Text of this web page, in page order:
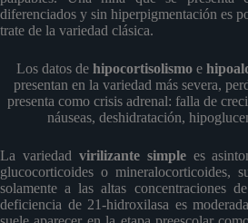
diferenciados y sin hiperpigmentación es
trate de la variedad clásica.
Los datos dehipocortisolismo e
presentan en la variedad más severa,
presenta como crisis adrenal: falla de
náuseas, deshidratación,
La variedad virilizante simplees
glucocorticoides o mineralocorticoides,
solamente a las altas concentraciones
deficiencia de 21-hidroxilasa es